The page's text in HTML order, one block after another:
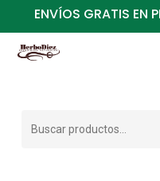
al
contenido
ENVÍOS GRATIS EN